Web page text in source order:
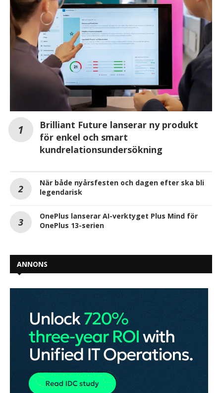
Brilliant Future lanserar ny produkt
för enkel och smart
kundrelationsundersökning
När både nyårsfesten och dagen efter ska bli
legendarisk
OnePlus lanserar AI-verktyget Plus Mind för
OnePlus 13-serien
ANNONS